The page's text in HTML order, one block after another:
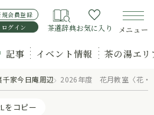
規会員登録
ログイン
茶道辞典お気に入り メニュー
記事 イベント情報 茶の湯エ
千家今日庵周辺 2026年度 花月教室〈花・
をコピー